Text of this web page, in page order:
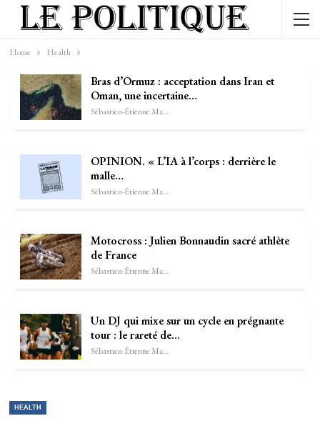
Home Health
Bras d’Ormuz : acceptation dans Iran et
Oman, une incertaine…
Sébastien-Étienne Marechal
OPINION. « L’IA à l’corps : derrière le
malle…
Sébastien-Étienne Marechal
Motocross : Julien Bonnaudin sacré athlète
de France
Sébastien-Étienne Marechal
Un DJ qui mixe sur un cycle en prégnante
tour : le rareté de…
Sébastien-Étienne Marechal
HEALTH